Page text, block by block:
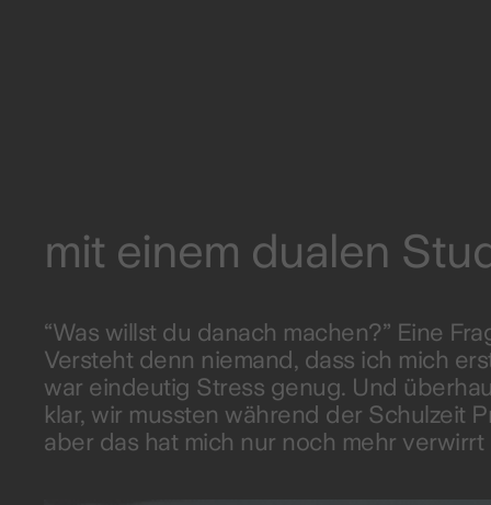
mit einem dualen
“Was willst du danach machen?” Eine
Versteht denn niemand, dass ich mich
war eindeutig Stress genug. Und
klar, wir mussten während der Schulzeit
aber das hat mich nur noch mehr